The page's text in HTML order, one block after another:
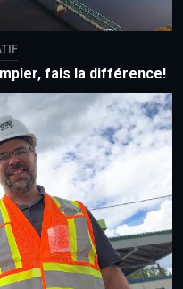
fais la différence!